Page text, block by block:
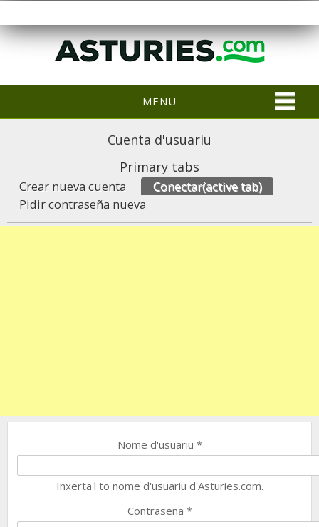
MENU
Cuenta d'usuariu
Primary tabs
Crear nueva cuenta Conectar(active tab)
Pidir contraseña nueva
Nome d'usuariu *
Inxerta'l to nome d'usuariu d'Asturies.com.
Contraseña *